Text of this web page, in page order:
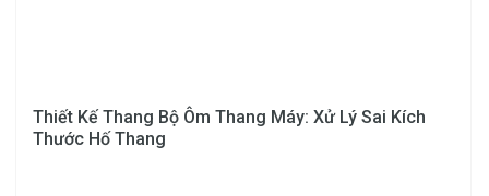
Thiết Kế Thang Bộ Ôm Thang Máy: Xử Lý Sai Kích
Thước Hố Thang